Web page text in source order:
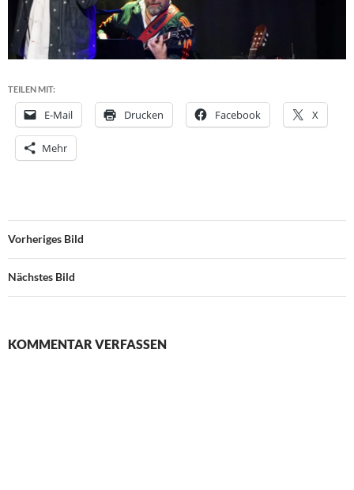
TEILEN MIT:
E-Mail Drucken Facebook X
Mehr
Vorheriges Bild
Nächstes Bild
KOMMENTAR VERFASSEN